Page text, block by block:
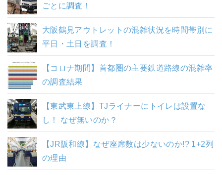
ごとに調査！
大阪鶴見アウトレットの混雑状況を時間帯別に
平日・土日を調査！
【コロナ期間】首都圏の主要鉄道路線の混雑率
の調査結果
【東武東上線】TJライナーにトイレは設置な
し！ なぜ無いのか？
【JR阪和線】なぜ座席数は少ないのか!? 1+2列
の理由